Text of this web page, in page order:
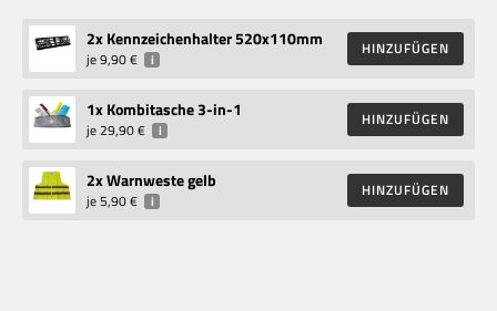
2x Kennzeichenhalter 520x110mm
je9,90 € i
HINZUFÜGEN
1x Kombitasche 3-in-1
je29,90 € i
HINZUFÜGEN
2x Warnweste gelb
je5,90 € i
HINZUFÜGEN